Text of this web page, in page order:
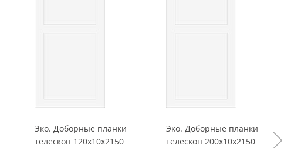
Эко. Доборные планки
телескоп 120x10x2150
Эко. Доборные планки
телескоп 200x10x2150